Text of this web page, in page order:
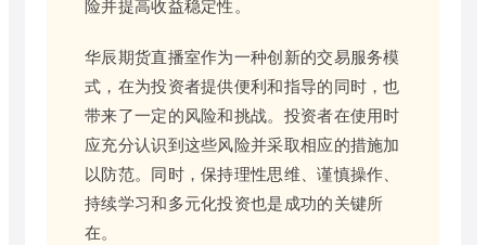
险并提高收益稳定性。
华辰期货直播室作为一种创新的交易服务模
式，在为投资者提供便利和指导的同时，也
带来了一定的风险和挑战。投资者在使用时
应充分认识到这些风险并采取相应的措施加
以防范。同时，保持理性思维、谨慎操作、
持续学习和多元化投资也是成功的关键所
在。